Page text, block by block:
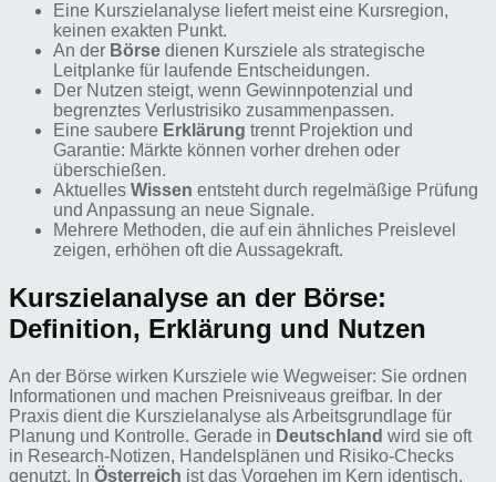
Eine Kurszielanalyse liefert meist eine Kursregion,
keinen exakten Punkt.
An der Börse dienen Kursziele als strategische
Leitplanke für laufende Entscheidungen.
Der Nutzen steigt, wenn Gewinnpotenzial und
begrenztes Verlustrisiko zusammenpassen.
Eine saubere Erklärung trennt Projektion und
Garantie: Märkte können vorher drehen oder
überschießen.
Aktuelles Wissen entsteht durch regelmäßige Prüfung
und Anpassung an neue Signale.
Mehrere Methoden, die auf ein ähnliches Preislevel
zeigen, erhöhen oft die Aussagekraft.
Kurszielanalyse an der Börse:
Definition, Erklärung und Nutzen
An der Börse wirken Kursziele wie Wegweiser: Sie ordnen
Informationen und machen Preisniveaus greifbar. In der
Praxis dient die Kurszielanalyse als Arbeitsgrundlage für
Planung und Kontrolle. Gerade in Deutschland wird sie oft
in Research-Notizen, Handelsplänen und Risiko-Checks
genutzt. In Österreich ist das Vorgehen im Kern identisch.